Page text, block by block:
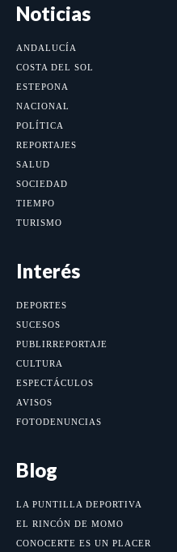
Noticias
ANDALUCÍA
COSTA DEL SOL
ESTEPONA
NACIONAL
POLÍTICA
REPORTAJES
SALUD
SOCIEDAD
TIEMPO
TURISMO
Interés
DEPORTES
SUCESOS
PUBLIRREPORTAJE
CULTURA
ESPECTÁCULOS
AVISOS
FOTODENUNCIAS
Blog
LA PUNTILLA DEPORTIVA
EL RINCÓN DE MOMO
CONOCERTE ES UN PLACER